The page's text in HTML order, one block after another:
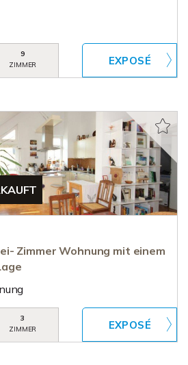
9
ZIMMER
Zimmer Wohnung mit einem
3
ZIMMER